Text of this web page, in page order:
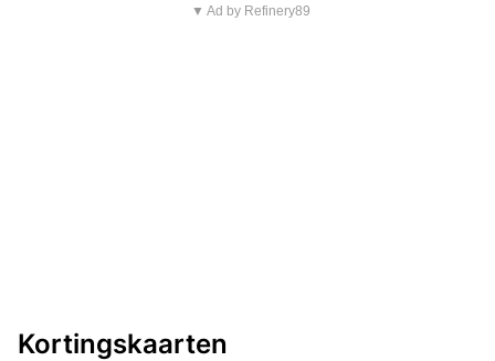
▼ Ad by Refinery89
Kortingskaarten